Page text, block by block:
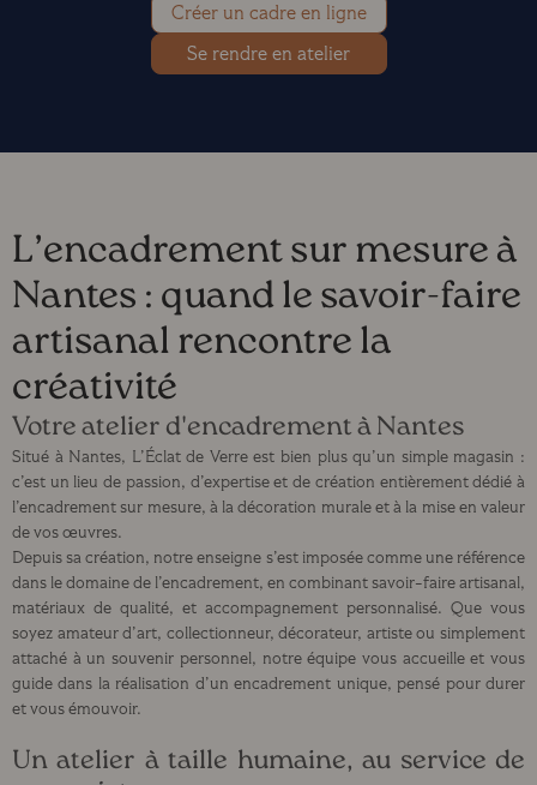
Créer un cadre en ligne
Se rendre en atelier
L’encadrement sur mesure à
Nantes : quand le savoir-faire
artisanal rencontre la
créativité
Votre atelier d'encadrement à Nantes
Situé à Nantes, L’Éclat de Verre est bien plus qu’un simple magasin :
c’est un lieu de passion, d’expertise et de création entièrement dédié à
l’encadrement sur mesure, à la décoration murale et à la mise en valeur
de vos œuvres.
Depuis sa création, notre enseigne s’est imposée comme une référence
dans le domaine de l’encadrement, en combinant savoir-faire artisanal,
matériaux de qualité, et accompagnement personnalisé. Que vous
soyez amateur d’art, collectionneur, décorateur, artiste ou simplement
attaché à un souvenir personnel, notre équipe vous accueille et vous
guide dans la réalisation d’un encadrement unique, pensé pour durer
et vous émouvoir.
Un atelier à taille humaine, au service de